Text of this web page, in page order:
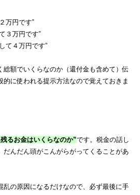
万円です”
３万円です”
て４万円です”
総額でいくらなのか（還付金も含めて）伝
的に使われる提示方法なので覚えておきま
るお金はいくらなのか”です。税金の話し
だんだん頭がこんがらがってくることがあ
乱の原因になるだけなので、必ず最後に手